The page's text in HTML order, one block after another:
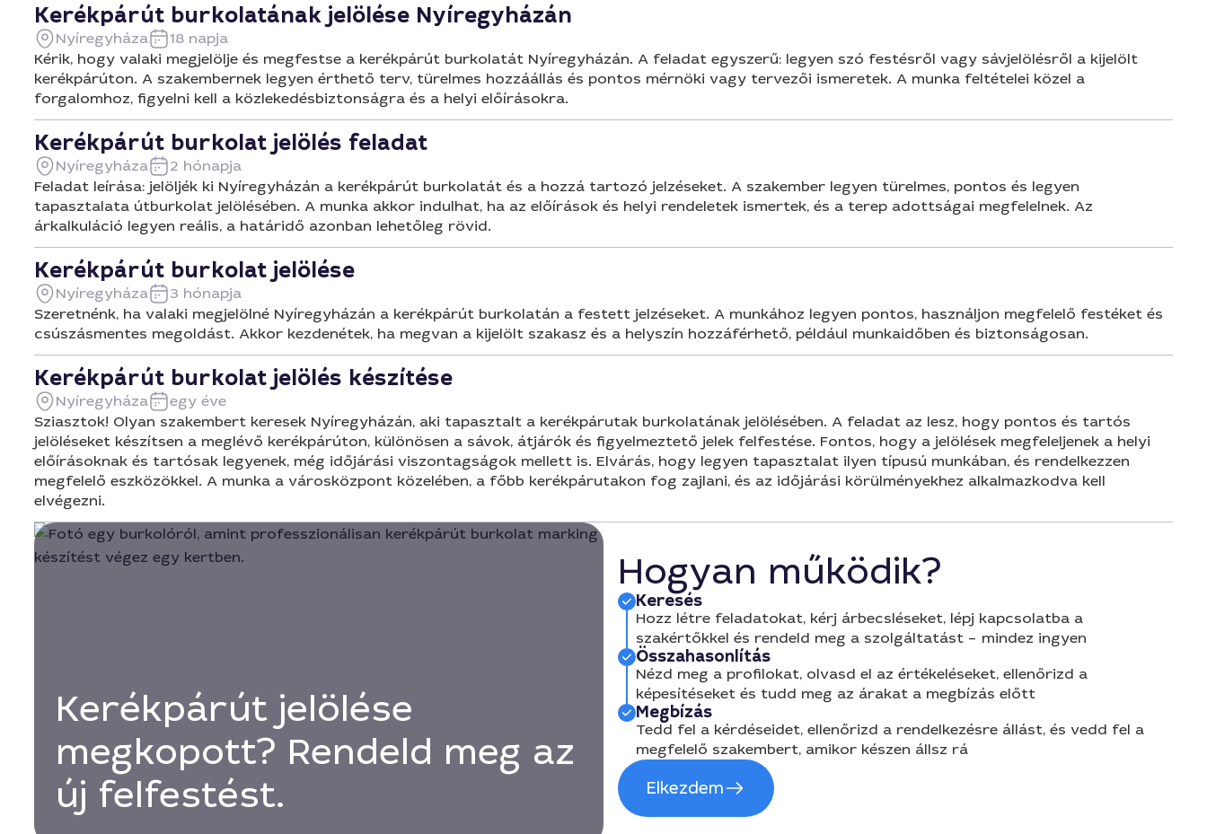
Kerékpárút burkolatának jelölése Nyíregyházán
Nyíregyháza
18 napja
Kérik, hogy valaki megjelölje és megfestse a kerékpárút burkolatát Nyíregyházán. A feladat egyszerű: legyen szó festésről vagy sávjelölésről a kijelölt
kerékpárúton. A szakembernek legyen érthető terv, türelmes hozzáállás és pontos mérnöki vagy tervezői ismeretek. A munka feltételei közel a
forgalomhoz, figyelni kell a közlekedésbiztonságra és a helyi előírásokra.
Kerékpárút burkolat jelölés feladat
Nyíregyháza
2 hónapja
Feladat leírása: jelöljék ki Nyíregyházán a kerékpárút burkolatát és a hozzá tartozó jelzéseket. A szakember legyen türelmes, pontos és legyen
tapasztalata útburkolat jelölésében. A munka akkor indulhat, ha az előírások és helyi rendeletek ismertek, és a terep adottságai megfelelnek. Az
árkalkuláció legyen reális, a határidő azonban lehetőleg rövid.
Kerékpárút burkolat jelölése
Nyíregyháza
3 hónapja
Szeretnénk, ha valaki megjelölné Nyíregyházán a kerékpárút burkolatán a festett jelzéseket. A munkához legyen pontos, használjon megfelelő festéket és
csúszásmentes megoldást. Akkor kezdenétek, ha megvan a kijelölt szakasz és a helyszín hozzáférhető, például munkaidőben és biztonságosan.
Kerékpárút burkolat jelölés készítése
Nyíregyháza
egy éve
Sziasztok! Olyan szakembert keresek Nyíregyházán, aki tapasztalt a kerékpárutak burkolatának jelölésében. A feladat az lesz, hogy pontos és tartós
jelöléseket készítsen a meglévő kerékpárúton, különösen a sávok, átjárók és figyelmeztető jelek felfestése. Fontos, hogy a jelölések megfeleljenek a helyi
előírásoknak és tartósak legyenek, még időjárási viszontagságok mellett is. Elvárás, hogy legyen tapasztalat ilyen típusú munkában, és rendelkezzen
megfelelő eszközökkel. A munka a városközpont közelében, a főbb kerékpárutakon fog zajlani, és az időjárási körülményekhez alkalmazkodva kell
elvégezni.
Kerékpárút jelölése
megkopott? Rendeld meg az
új felfestést.
Hogyan működik?
Keresés
Hozz létre feladatokat, kérj árbecsléseket, lépj kapcsolatba a
szakértőkkel és rendeld meg a szolgáltatást – mindez ingyen
Összahasonlítás
Nézd meg a profilokat, olvasd el az értékeléseket, ellenőrizd a
képesítéseket és tudd meg az árakat a megbízás előtt
Megbízás
Tedd fel a kérdéseidet, ellenőrizd a rendelkezésre állást, és vedd fel a
megfelelő szakembert, amikor készen állsz rá
Elkezdem